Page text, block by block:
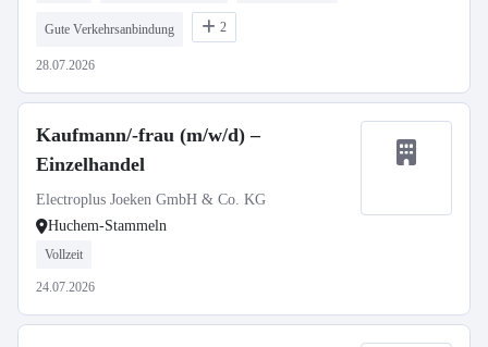
Gute Verkehrsanbindung 2
28.07.2026
Kaufmann/-frau (m/w/d) –
Einzelhandel
Electroplus Joeken GmbH & Co. KG
Huchem-Stammeln
Vollzeit
24.07.2026